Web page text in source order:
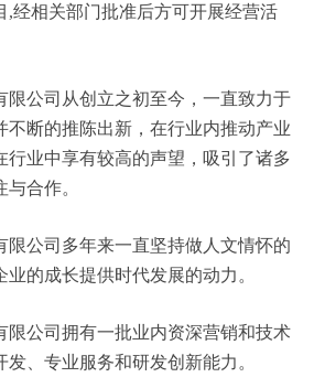
,经相关部门批准后方可开展经营活
限公司从创立之初至今，一直致力于
不断的推陈出新，在行业内推动产业
行业中享有较高的声望，吸引了诸多
合作。
限公司多年来一直坚持做人文情怀的
的成长提供时代发展的动力。
限公司拥有一批业内资深营销和技术
、专业服务和研发创新能力。